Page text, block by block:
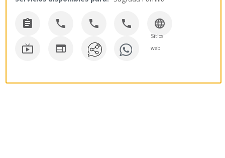
    
Sitios
web
 